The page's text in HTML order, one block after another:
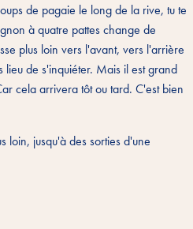
de pagaie le long de la rive, tu te
à quatre pattes change de
plus loin vers l'avant, vers l'arrière
lieu de s'inquiéter. Mais il est grand
cela arrivera tôt ou tard. C'est bien
loin, jusqu'à des sorties d'une